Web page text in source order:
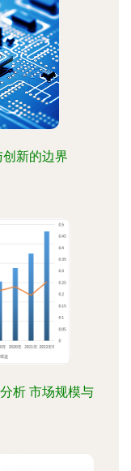
新的边界
析 市场规模与